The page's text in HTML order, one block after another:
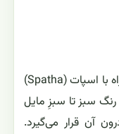
گل‌آذین از نوع اسپادیس (Spadix) همراه با اسپات (Spatha)
سبز تا سبزِ مایل
آن قرار می‌گیرد.